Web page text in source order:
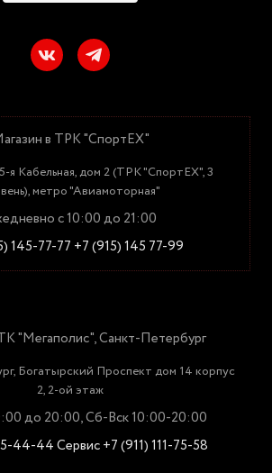
в ТРК "СпортЕХ"
я Кабельная, дом 2 (ТРК "СпортЕХ", 3
метро "Авиамоторная"
с 10:00 до 21:00
145-77-77 +7 (915) 145 77-99
"Мегаполис", Санкт-Петербург
Богатырский Проспект дом 14 корпус
2, 2-ой этаж
до 20:00, Сб-Вск 10:00-20:00
44-44Сервис +7 (911) 111-75-58